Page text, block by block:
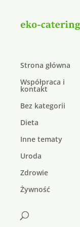
Strona główna
Współpraca i
kontakt
Bez kategorii
Dieta
Inne tematy
Uroda
Zdrowie
Żywność